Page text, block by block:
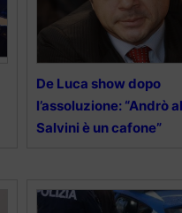
De Luca show dopo
l’assoluzione: “Andrò
Salvini è un cafone”